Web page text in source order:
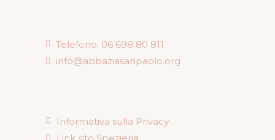
Telefono: 06 698 80 811
info@abbaziasanpaolo.org
Informativa sulla Privacy